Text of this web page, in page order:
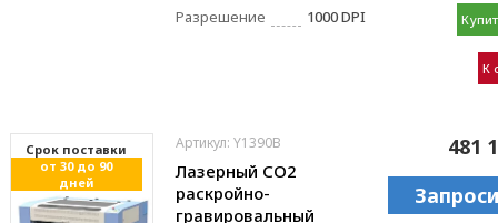
Разрешение 1000 DPI
К
Cрок поставки
от 30 до 90
дней
Артикул: Y1390B
Лазерный CO2
раскройно-
гравировальный
481